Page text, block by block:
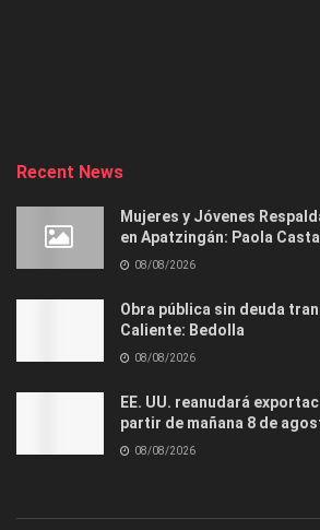
Recent News
Mujeres y Jóvenes
en Apatzingán: Paola
08/08/2026
Obra pública sin deuda
Caliente: Bedolla
08/08/2026
EE. UU. reanudará
partir de mañana 8 de
08/08/2026